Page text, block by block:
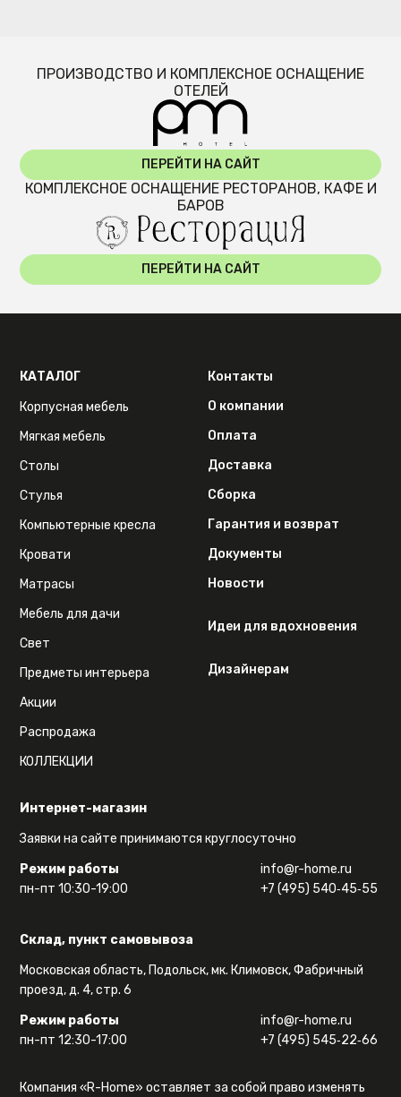
ПРОИЗВОДСТВО И КОМПЛЕКСНОЕ ОСНАЩЕНИЕ
ОТЕЛЕЙ
ПЕРЕЙТИ НА САЙТ
КОМПЛЕКСНОЕ ОСНАЩЕНИЕ РЕСТОРАНОВ, КАФЕ И
БАРОВ
ПЕРЕЙТИ НА САЙТ
Интернет-магазин
Заявки на сайте принимаются круглосуточно
Режим работы
пн-пт 10:30-19:00
info@r-home.ru
+7 (495) 540‑45‑55
Склад, пункт самовывоза
Московская область, Подольск, мк. Климовск, Фабричный
проезд, д. 4, стр. 6
Режим работы
пн-пт 12:30-17:00
info@r-home.ru
+7 (495) 545‑22‑66
КАТАЛОГ
Корпусная мебель
Мягкая мебель
Столы
Стулья
Компьютерные кресла
Кровати
Матрасы
Мебель для дачи
Свет
Предметы интерьера
Акции
Распродажа
КОЛЛЕКЦИИ
Контакты
О компании
Оплата
Доставка
Сборка
Гарантия и возврат
Документы
Новости
Идеи для вдохновения
Дизайнерам
Компания «R-Home» оставляет за собой право изменять